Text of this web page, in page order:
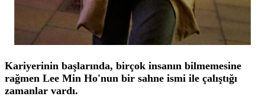
Kariyerinin başlarında, birçok insanın bilmemesine
rağmen Lee Min Ho'nun bir sahne ismi ile çalıştığı
zamanlar vardı.